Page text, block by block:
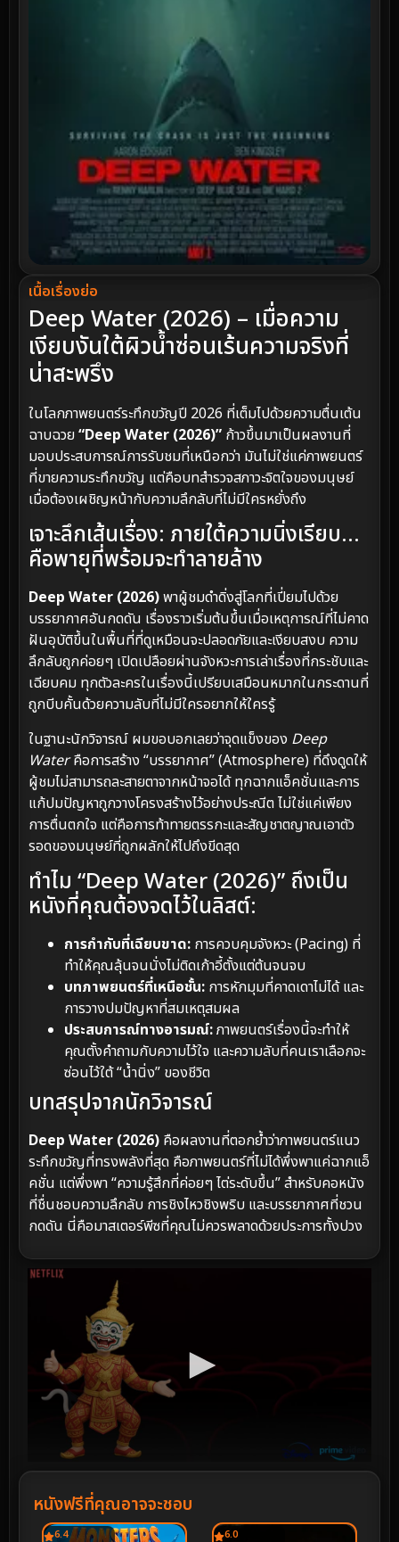
เนื้อเรื่องย่อ
Deep Water (2026) – เมื่อความ
เงียบงันใต้ผิวน้ำซ่อนเร้นความจริงที่
น่าสะพรึง
ในโลกภาพยนตร์ระทึกขวัญปี 2026 ที่เต็มไปด้วยความตื่นเต้น
ฉาบฉวย“Deep Water (2026)” ก้าวขึ้นมาเป็นผลงานที่
มอบประสบการณ์การรับชมที่เหนือกว่า มันไม่ใช่แค่ภาพยนตร์
ที่ขายความระทึกขวัญ แต่คือบทสำรวจสภาวะจิตใจของมนุษย์
เมื่อต้องเผชิญหน้ากับความลึกลับที่ไม่มีใครหยั่งถึง
เจาะลึกเส้นเรื่อง: ภายใต้ความนิ่งเรียบ…
คือพายุที่พร้อมจะทำลายล้าง
Deep Water (2026)พาผู้ชมดำดิ่งสู่โลกที่เปี่ยมไปด้วย
บรรยากาศอันกดดัน เรื่องราวเริ่มต้นขึ้นเมื่อเหตุการณ์ที่ไม่คาด
ฝันอุบัติขึ้นในพื้นที่ที่ดูเหมือนจะปลอดภัยและเงียบสงบ ความ
ลึกลับถูกค่อยๆ เปิดเปลือยผ่านจังหวะการเล่าเรื่องที่กระชับและ
เฉียบคม ทุกตัวละครในเรื่องนี้เปรียบเสมือนหมากในกระดานที่
ถูกบีบคั้นด้วยความลับที่ไม่มีใครอยากให้ใครรู้
ในฐานะนักวิจารณ์ ผมขอบอกเลยว่าจุดแข็งของ Deep
Waterคือการสร้าง “บรรยากาศ” (Atmosphere) ที่ดึงดูดให้
ผู้ชมไม่สามารถละสายตาจากหน้าจอได้ ทุกฉากแอ็คชั่นและการ
แก้ปมปัญหาถูกวางโครงสร้างไว้อย่างประณีต ไม่ใช่แค่เพียง
การตื่นตกใจ แต่คือการท้าทายตรรกะและสัญชาตญาณเอาตัว
รอดของมนุษย์ที่ถูกผลักให้ไปถึงขีดสุด
ทำไม “Deep Water (2026)” ถึงเป็น
หนังที่คุณต้องจดไว้ในลิสต์:
การกำกับที่เฉียบขาด: การควบคุมจังหวะ (Pacing) ที่
ทำให้คุณลุ้นจนนั่งไม่ติดเก้าอี้ตั้งแต่ต้นจนจบ
บทภาพยนตร์ที่เหนือชั้น: การหักมุมที่คาดเดาไม่ได้ และ
การวางปมปัญหาที่สมเหตุสมผล
ประสบการณ์ทางอารมณ์:ภาพยนตร์เรื่องนี้จะทำให้
คุณตั้งคำถามกับความไว้ใจ และความลับที่คนเราเลือกจะ
ซ่อนไว้ใต้ “น้ำนิ่ง” ของชีวิต
บทสรุปจากนักวิจารณ์
Deep Water (2026) คือผลงานที่ตอกย้ำว่าภาพยนตร์แนว
ระทึกขวัญที่ทรงพลังที่สุด คือภาพยนตร์ที่ไม่ได้พึ่งพาแค่ฉากแอ็
คชั่น แต่พึ่งพา “ความรู้สึกที่ค่อยๆ ไต่ระดับขึ้น” สำหรับคอหนัง
ที่ชื่นชอบความลึกลับ การชิงไหวชิงพริบ และบรรยากาศที่ชวน
กดดัน นี่คือมาสเตอร์พีซที่คุณไม่ควรพลาดด้วยประการทั้งปวง
หนังฟรีที่คุณอาจจะชอบ
6.4 6.0